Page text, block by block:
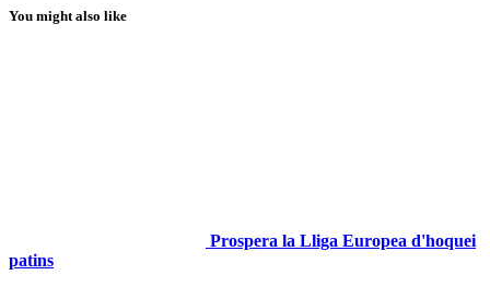
You might also like
Prospera la Lliga Europea d'hoquei
patins